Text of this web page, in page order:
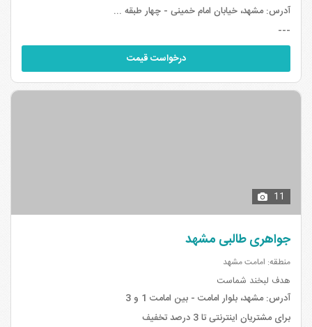
آدرس:مشهد، خیابان امام خمینی - چهار طبقه ...
---
درخواست قیمت
11
جواهری طالبی مشهد
منطقه: امامت مشهد
هدف لبخند شماست
آدرس:مشهد، بلوار امامت - بین امامت 1 و 3
برای مشتریان اینترنتی تا 3 درصد تخفیف